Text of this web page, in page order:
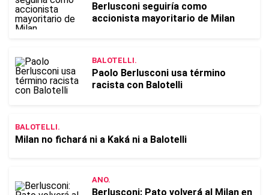
Berlusconi seguiría como
accionista mayoritario de Milan
BALOTELLI.
Paolo Berlusconi usa término
racista con Balotelli
BALOTELLI.
Milan no fichará ni a Kaká ni a Balotelli
ANO.
Berlusconi: Pato volverá al Milan en